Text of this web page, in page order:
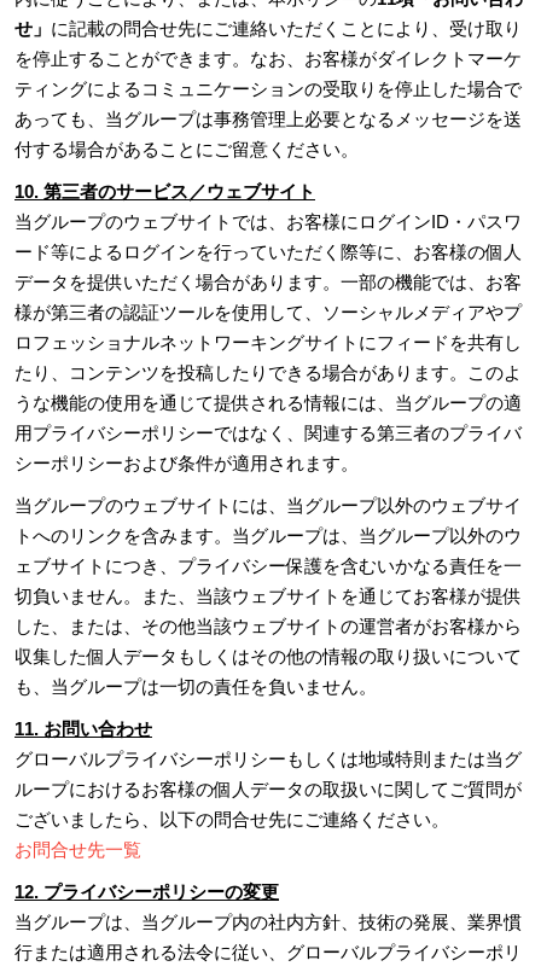
せ」 に記載の問合せ先にご連絡いただくことにより、受け取り
を停止することができます。なお、お客様がダイレクトマーケ
ティングによるコミュニケーションの受取りを停止した場合で
あっても、当グループは事務管理上必要となるメッセージを送
付する場合があることにご留意ください。
10. 第三者のサービス／ウェブサイト
当グループのウェブサイトでは、お客様にログインID・パスワ
ード等によるログインを行っていただく際等に、お客様の個人
データを提供いただく場合があります。一部の機能では、お客
様が第三者の認証ツールを使用して、ソーシャルメディアやプ
ロフェッショナルネットワーキングサイトにフィードを共有し
たり、コンテンツを投稿したりできる場合があります。このよ
うな機能の使用を通じて提供される情報には、当グループの適
用プライバシーポリシーではなく、関連する第三者のプライバ
シーポリシーおよび条件が適用されます。
当グループのウェブサイトには、当グループ以外のウェブサイ
トへのリンクを含みます。当グループは、当グループ以外のウ
ェブサイトにつき、プライバシー保護を含むいかなる責任を一
切負いません。また、当該ウェブサイトを通じてお客様が提供
した、または、その他当該ウェブサイトの運営者がお客様から
収集した個人データもしくはその他の情報の取り扱いについて
も、当グループは一切の責任を負いません。
11. お問い合わせ
グローバルプライバシーポリシーもしくは地域特則または当グ
ループにおけるお客様の個人データの取扱いに関してご質問が
ございましたら、以下の問合せ先にご連絡ください。
お問合せ先一覧
12. プライバシーポリシーの変更
当グループは、当グループ内の社内方針、技術の発展、業界慣
行または適用される法令に従い、グローバルプライバシーポリ